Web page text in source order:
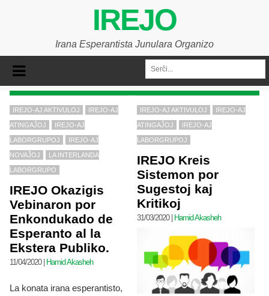
IREJO
Irana Esperantista Junulara Organizo
IREJO-AJ AKTIVULOJ IREJO-AJ
ATINGAĴOJ IREJO-AJ
LABORGRUPOJ IREJO-AJ
NOVAĴOJ LA INTERLANDA
LABORGRUPO
IREJO Okazigis
Vebinaron por
Enkondukado de
Esperanto al la
Ekstera Publiko.
11/04/2020| Hamid Akasheh
La konata irana esperantisto,
IREJO-AJ AKTIVULOJ IREJO-AJ
ATINGAĴOJ IREJO-AJ
LABORGRUPOJ
IREJO Kreis
Sistemon por
Sugestoj kaj
Kritikoj
31/03/2020| Hamid Akasheh